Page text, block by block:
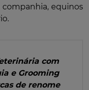
equinos
com
e Grooming
de renome